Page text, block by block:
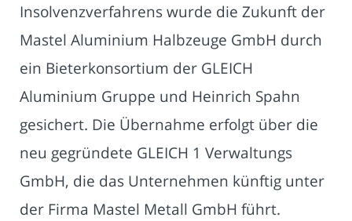
Insolvenzverfahrens wurde die Zukunft der
Mastel Aluminium Halbzeuge GmbH durch
ein Bieterkonsortium der GLEICH
Aluminium Gruppe und Heinrich Spahn
gesichert. Die Übernahme erfolgt über die
neu gegründete GLEICH 1 Verwaltungs
GmbH, die das Unternehmen künftig unter
der Firma Mastel Metall GmbH führt.